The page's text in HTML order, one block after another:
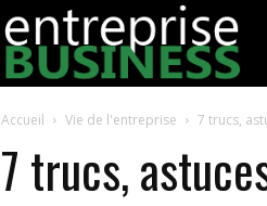
Accueil Vie de l'entreprise 7 trucs,
7 trucs,